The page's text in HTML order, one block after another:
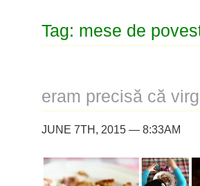
Tag: mese de
eram precisă că
JUNE 7TH, 2015 — 8:33AM